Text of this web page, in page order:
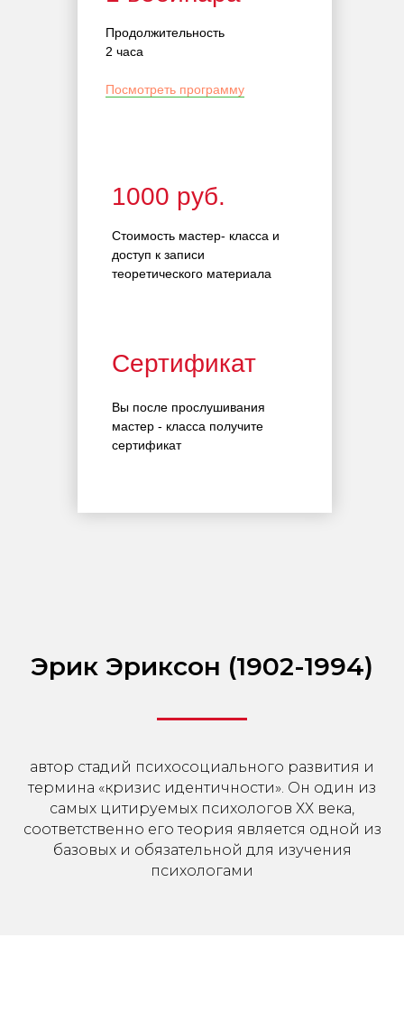
Продолжительность
2 часа
Посмотреть программу
1000 руб.
Сертификат
Стоимость мастер- класса и
доступ к записи
теоретического материала
Вы после прослушивания
мастер - класса получите
сертификат
Эрик Эриксон (1902-1994)
автор стадий психосоциального развития и
термина «кризис идентичности». Он один из
самых цитируемых психологов ХХ века,
соответственно его теория является одной из
базовых и обязательной для изучения
психологами